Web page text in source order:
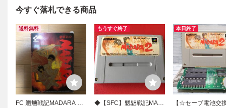
今すぐ落札できる商品
送料無料
FC 魍魎戦記MADARA フ
もうすぐ終了
◆【SFC】魍魎戦記MAD
本日終了
【☆セーブ電池交